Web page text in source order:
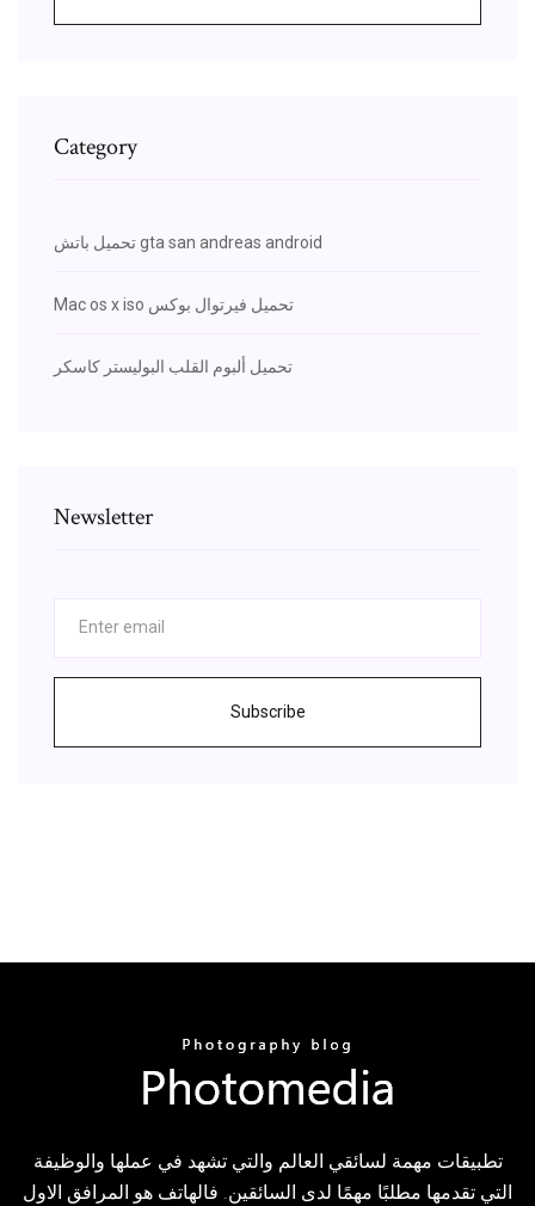
Category
تحميل باتش gta san andreas android
Mac os x iso تحميل فيرتوال بوكس
تحميل ألبوم القلب البوليستر كاسكر
Newsletter
Subscribe
تطبيقات مهمة لسائقي العالم والتي تشهد في عملها والوظيفة
التي تقدمها مطلبًا مهمًا لدى السائقين. فالهاتف هو المرافق الاول